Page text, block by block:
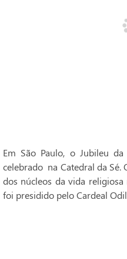
Em São Paulo, o Jubileu
celebrado na Catedral da Sé.
dos núcleos da vida
foi presidido pelo Cardeal